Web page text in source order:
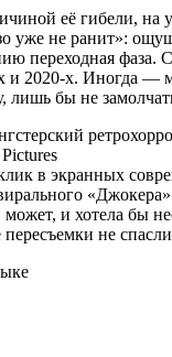
её гибели,
уже не ранит»:
переходная
и 2020-х. Иногда —
бы не
в экранных
и хотела бы
не